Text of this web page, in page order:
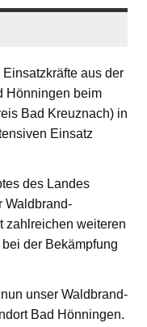
aus der
Hönningen beim
Bad Kreuznach) in
Einsatz
des Landes
Waldbrand-
zahlreichen weiteren
der Bekämpfung
unser Waldbrand-
Bad Hönningen.